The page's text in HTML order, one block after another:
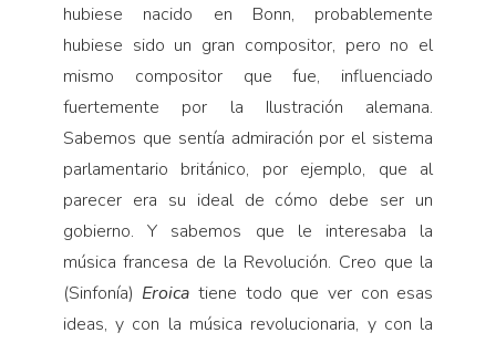
hubiese nacido en Bonn, probablemente
hubiese sido un gran compositor, pero no el
mismo compositor que fue, influenciado
fuertemente por la Ilustración alemana.
Sabemos que sentía admiración por el sistema
parlamentario británico, por ejemplo, que al
parecer era su ideal de cómo debe ser un
gobierno. Y sabemos que le interesaba la
música francesa de la Revolución. Creo que la
(Sinfonía) Eroicatiene todo que ver con esas
ideas, y con la música revolucionaria, y con la